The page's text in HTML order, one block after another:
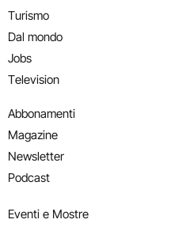
Turismo
Dal mondo
Jobs
Television
Abbonamenti
Magazine
Newsletter
Podcast
Eventi e Mostre